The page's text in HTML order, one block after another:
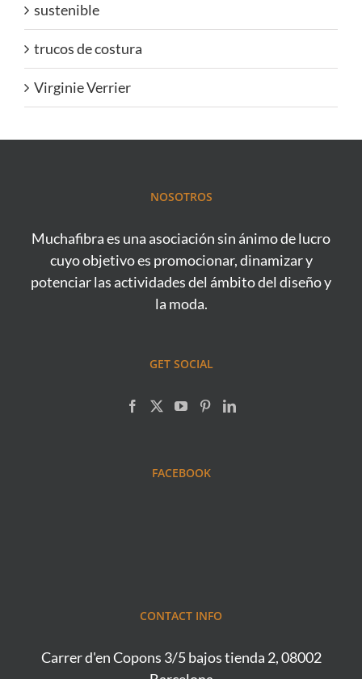
sustenible
trucos de costura
Virginie Verrier
NOSOTROS
Muchafibra es una asociación sin ánimo de lucro
cuyo objetivo es promocionar, dinamizar y
potenciar las actividades del ámbito del diseño y
la moda.
GET SOCIAL
FACEBOOK
CONTACT INFO
Carrer d'en Copons 3/5 bajos tienda 2, 08002